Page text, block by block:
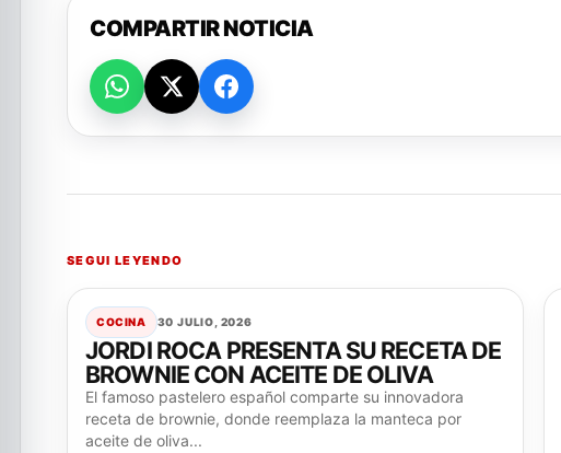
COMPARTIR NOTICIA
SEGUI LEYENDO
COCINA 30 JULIO, 2026
JORDI ROCA PRESENTA SU RECETA DE
BROWNIE CON ACEITE DE OLIVA
El famoso pastelero español comparte su innovadora
receta de brownie, donde reemplaza la manteca por
aceite de oliva...